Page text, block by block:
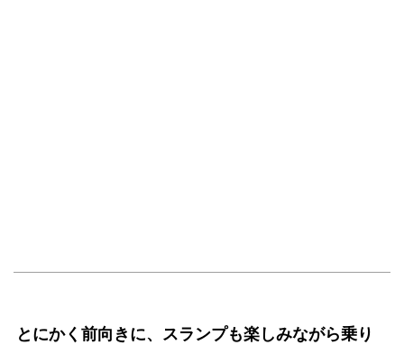
とにかく前向きに、スランプも楽しみながら乗り